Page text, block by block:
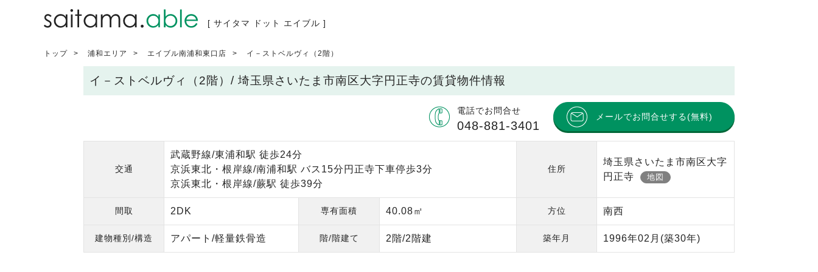
[ サイタマ ドット エイブル ]
トップ 浦和エリア エイブル南浦和東口店 イ－ストベルヴィ（2階）
イ－ストベルヴィ（2階）/ 埼玉県さいたま市南区大字円正寺の賃貸物件情報
電話でお問合せ
048-881-3401
メールでお問合せする(無料)
交通
武蔵野線/東浦和駅 徒歩24分
京浜東北・根岸線/南浦和駅 バス15分円正寺下車停歩3分
京浜東北・根岸線/蕨駅 徒歩39分
住所
埼玉県さいたま市南区大字
円正寺
地図
間取 2DK 専有面積 40.08㎡ 方位 南西
建物種別/構造 アパート/軽量鉄骨造 階/階建て 2階/2階建 築年月 1996年02月 (築30年)